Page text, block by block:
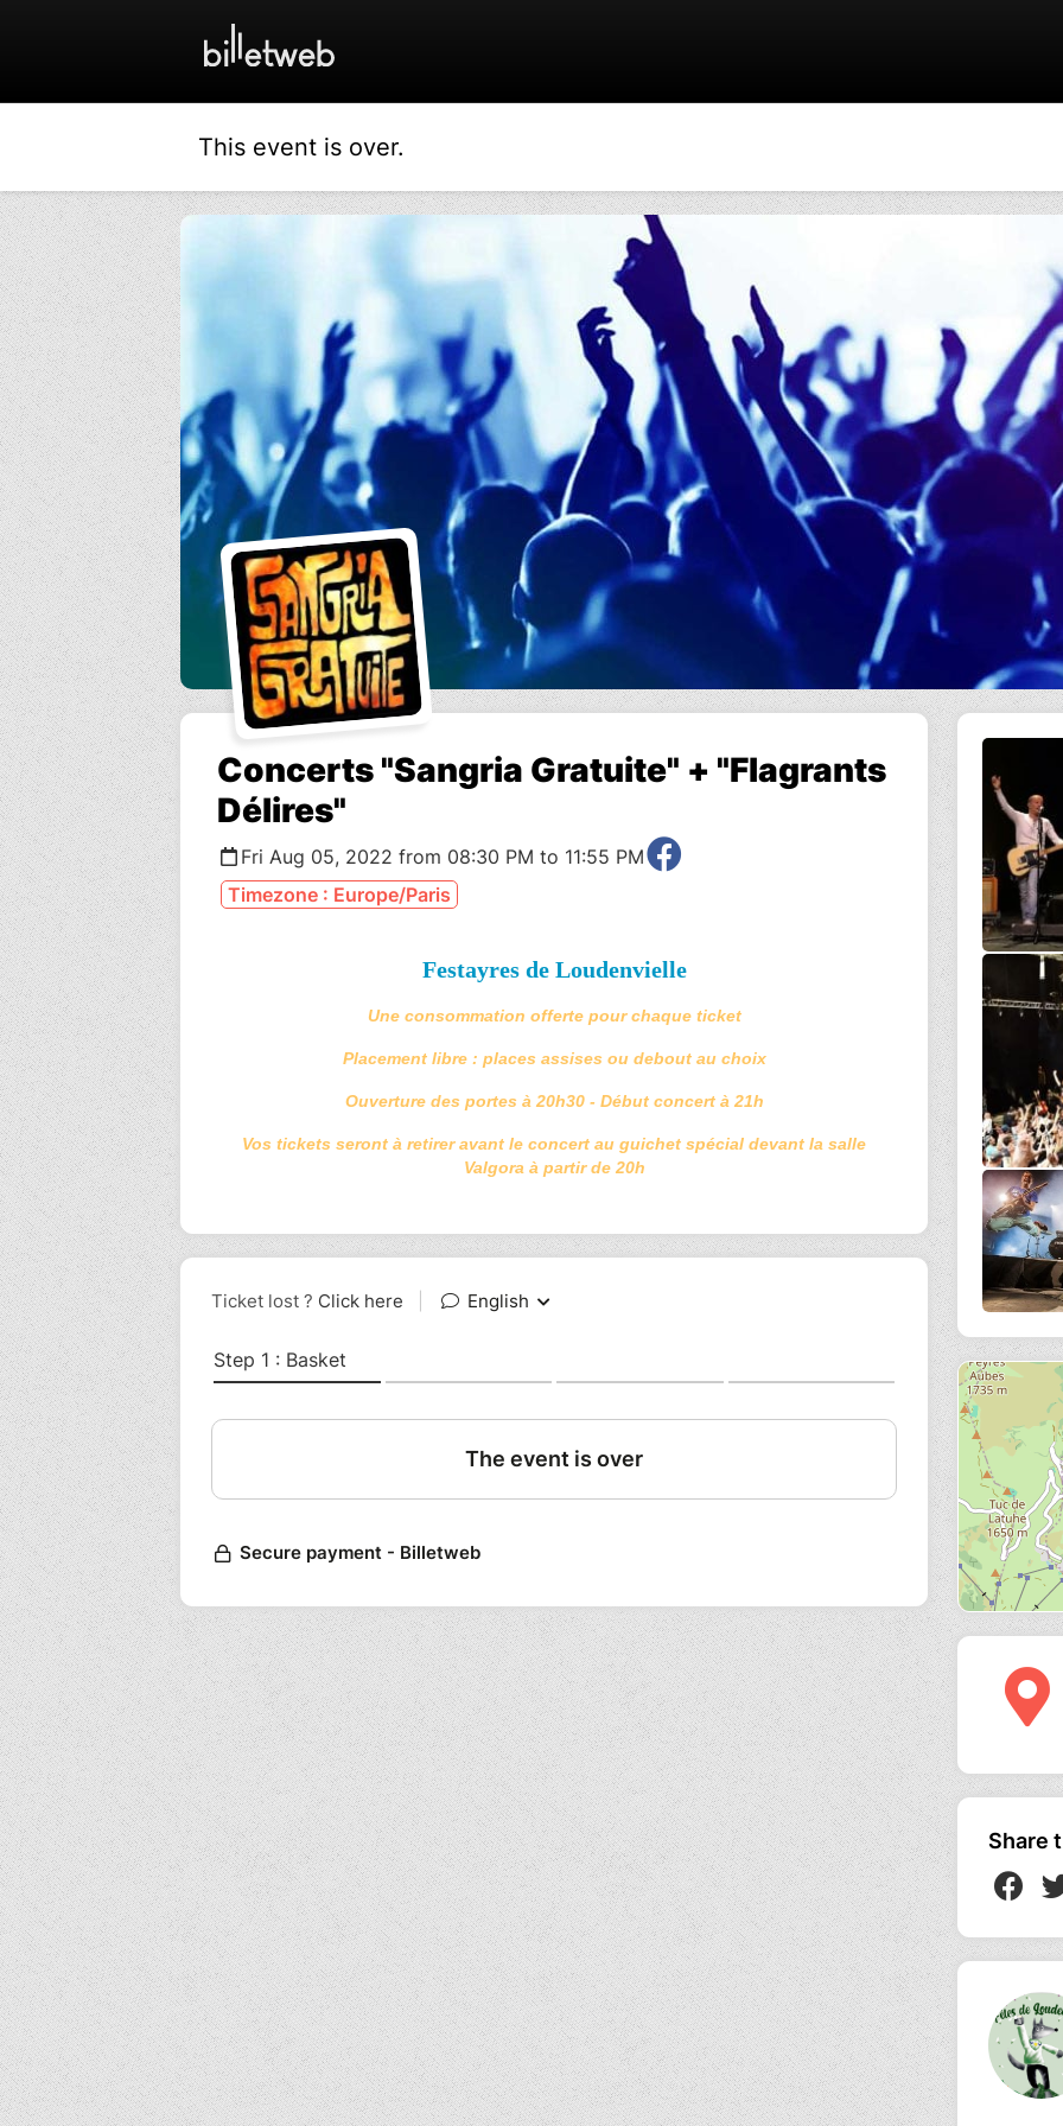
This event is over.
Concerts "Sangria Gratuite" + "Flagrants
Délires"
Fri Aug 05, 2022 from 08:30 PM to 11:55 PM
Timezone : Europe/Paris
Festayres de Loudenvielle
Une consommation offerte pour chaque ticket
Placement libre : places assises ou debout au choix
Ouverture des portes à 20h30 - Début concert à 21h
Vos tickets seront à retirer avant le concert au guichet spécial devant la salle
Valgora à partir de 20h
Share